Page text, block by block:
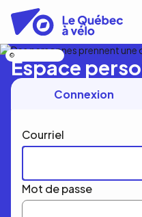
contenu
principal
Espace
Connexion
Courriel
Mot de passe